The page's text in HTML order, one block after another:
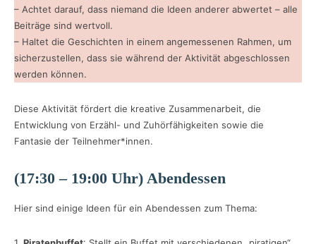
– Achtet darauf, dass niemand die Ideen anderer abwertet – alle
Beiträge sind wertvoll.
– Haltet die Geschichten in einem angemessenen Rahmen, um
sicherzustellen, dass sie während der Aktivität abgeschlossen
werden können.
Diese Aktivität fördert die kreative Zusammenarbeit, die
Entwicklung von Erzähl- und Zuhörfähigkeiten sowie die
Fantasie der Teilnehmer*innen.
(17:30 – 19:00 Uhr) Abendessen
Hier sind einige Ideen für ein Abendessen zum Thema: